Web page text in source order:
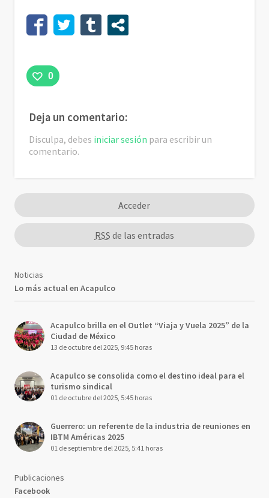
0
Deja un comentario:
Disculpa, debes iniciar sesión para escribir un
comentario.
Acceder
RSS de las entradas
Noticias
Lo más actual en Acapulco
Acapulco brilla en el Outlet “Viaja y Vuela 2025” de la
Ciudad de México
13 de octubre del 2025, 9:45 horas
Acapulco se consolida como el destino ideal para el
turismo sindical
01 de octubre del 2025, 5:45 horas
Guerrero: un referente de la industria de reuniones en
IBTM Américas 2025
01 de septiembre del 2025, 5:41 horas
Publicaciones
Facebook